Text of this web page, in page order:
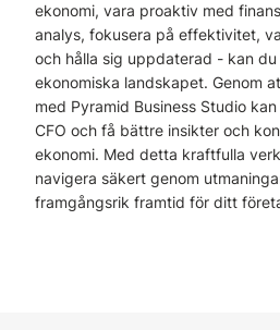
ekonomi, vara proaktiv med
analys, fokusera på effektivitet,
och hålla sig uppdaterad - kan
ekonomiska landskapet. Genom
med Pyramid Business Studio
CFO och få bättre insikter och
ekonomi. Med detta kraftfulla
navigera säkert genom
framgångsrik framtid för ditt